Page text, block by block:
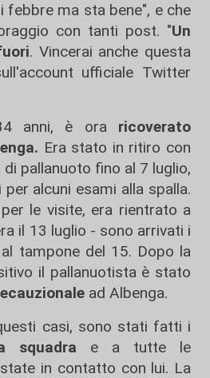
febbre ma sta bene", e che
con tanti post. "Un
. Vincerai anche questa
ufficiale Twitter
anni, è ora ricoverato
Era stato in ritiro con
di pallanuoto fino al 7 luglio,
alcuni esami alla spalla.
le visite, era rientrato a
il 13 luglio - sono arrivati i
tampone del 15. Dopo la
il pallanuotista è stato
ad Albenga.
casi, sono stati fatti i
squadra e a tutte le
in contatto con lui. La